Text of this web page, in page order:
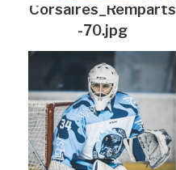
Corsaires_Remparts
-70.jpg